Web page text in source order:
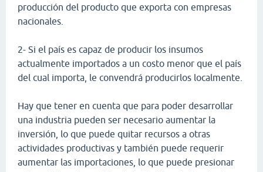
producción del producto que exporta con empresas
nacionales.
2- Si el país es capaz de producir los insumos
actualmente importados a un costo menor que el país
del cual importa, le convendrá producirlos localmente.
Hay que tener en cuenta que para poder desarrollar
una industria pueden ser necesario aumentar la
inversión, lo que puede quitar recursos a otras
actividades productivas y también puede requerir
aumentar las importaciones, lo que puede presionar